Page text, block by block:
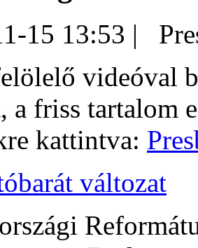
15 13:53 |
videóval
a friss tartalom
kattintva:
változat